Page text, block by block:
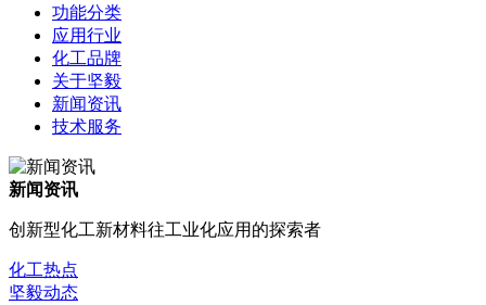
功能分类
应用行业
化工品牌
关于坚毅
新闻资讯
技术服务
新闻资讯
创新型化工新材料往工业化应用的探索者
化工热点
坚毅动态